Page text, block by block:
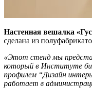
Настенная вешалка
сделана из
«Этот стенд мы
который в Институте
профилем “Дизайн
работает в